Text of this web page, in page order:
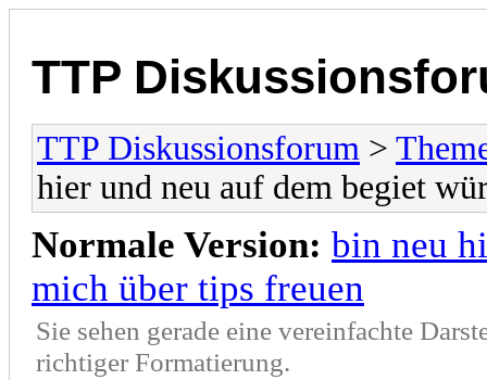
TTP
TTP Diskussionsforum >
hier und neu auf dem begiet
Normale Version: bin neu
mich über tips freuen
Sie sehen gerade eine vereinfachte
richtiger Formatierung.